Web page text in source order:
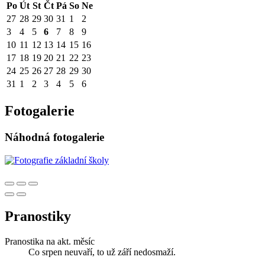
Po Út St Čt Pá So Ne
27 28 29 30 31 1
2
3
4 5 6 7 8
9
10 11 12 13 14 15 16
17 18 19 20 21 22 23
24 25 26 27 28 29 30
31 1 2 3 4 5 6
Fotogalerie
Náhodná fotogalerie
Pranostiky
Pranostika na akt. měsíc
Co srpen neuvaří, to už září nedosmaží.